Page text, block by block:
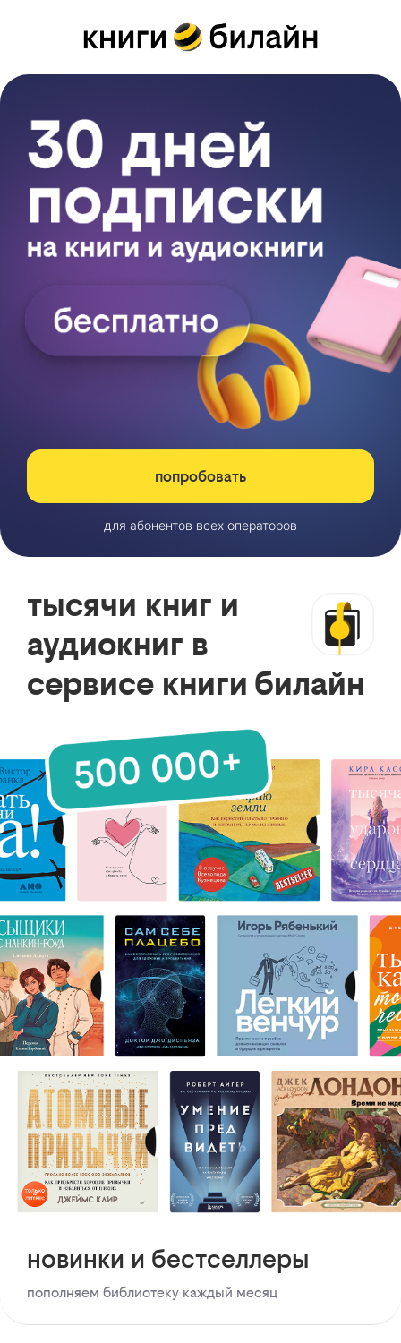
попробовать
для абонентов всех операторов
тысячи книг и
аудиокниг в
сервисе книги билайн
новинки и бестселлеры
пополняем библиотеку каждый месяц